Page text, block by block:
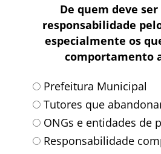
De quem deve
responsabilidade
especialmente os
comportamento
Prefeitura Municipal
Tutores que
ONGs e entidades de
Responsabilidade